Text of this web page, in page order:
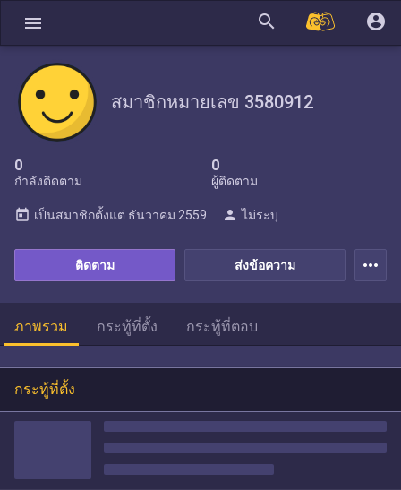
menu search account_circle
สมาชิกหมายเลข 3580912
0
กำลังติดตาม
0
ผู้ติดตาม
ส่งข้อความ
ติดตาม
today เป็นสมาชิกตั้งแต่ ธันวาคม 2559 person ไม่ระบุ
more_horiz
ภาพรวม กระทู้ที่ตั้ง กระทู้ที่ตอบ
กระทู้ที่ตั้ง